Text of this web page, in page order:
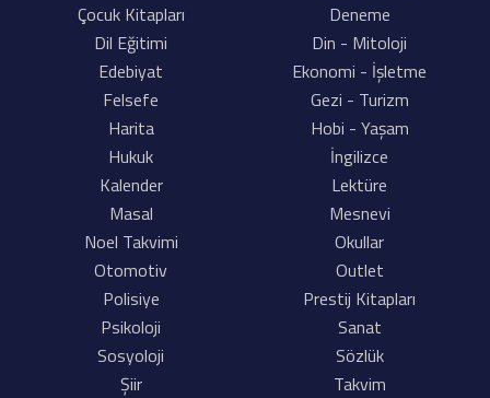
Çocuk Kitapları
Deneme
Dil Eğitimi
Din - Mitoloji
Edebiyat
Ekonomi - İşletme
Felsefe
Gezi - Turizm
Harita
Hobi - Yaşam
Hukuk
İngilizce
Kalender
Lektüre
Masal
Mesnevi
Noel Takvimi
Okullar
Otomotiv
Outlet
Polisiye
Prestij Kitapları
Psikoloji
Sanat
Sosyoloji
Sözlük
Şiir
Takvim